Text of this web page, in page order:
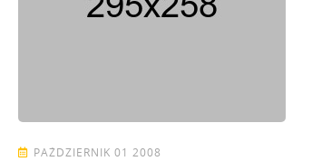
PAŹDZIERNIK 01 2008